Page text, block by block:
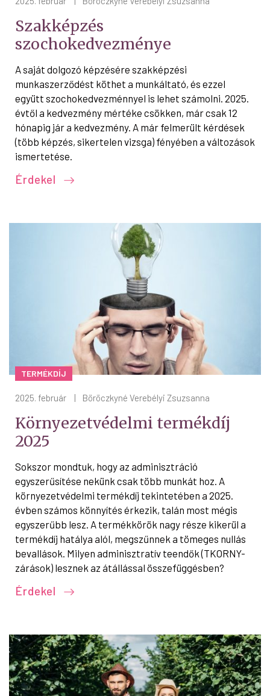
Szakképzés
szochokedvezménye
A saját dolgozó képzésére szakképzési
munkaszerződést köthet a munkáltató, és ezzel
együtt szochokedvezménnyel is lehet számolni. 2025.
évtől a kedvezmény mértéke csökken, már csak 12
hónapig jár a kedvezmény. A már felmerült kérdések
(több képzés, sikertelen vizsga) fényében a változások
ismertetése.
Érdekel
TERMÉKDÍJ
2025. február | Böröczkyné Verebélyi Zsuzsanna
Környezetvédelmi termékdíj
2025
Sokszor mondtuk, hogy az adminisztráció
egyszerűsítése nekünk csak több munkát hoz. A
környezetvédelmi termékdíj tekintetében a 2025.
évben számos könnyítés érkezik, talán most mégis
egyszerűbb lesz. A termékkörök nagy része kikerül a
termékdíj hatálya alól, megszűnnek a tömeges nullás
bevallások. Milyen adminisztratív teendők (TKORNY-
zárások) lesznek az átállással összefüggésben?
Érdekel